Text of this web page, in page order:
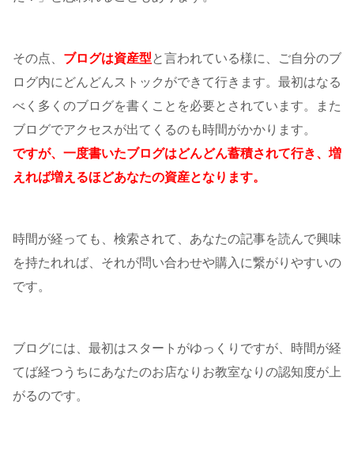
その点、 ブログは資産型 と言われている様に、ご自分のブ
ログ内にどんどんストックができて行きます。最初はなる
べく多くのブログを書くことを必要とされています。また
ブログでアクセスが出てくるのも時間がかかります。
ですが、一度書いたブログはどんどん蓄積されて行き、増
えれば増えるほどあなたの資産となります。
時間が経っても、検索されて、あなたの記事を読んで興味
を持たれれば、それが問い合わせや購入に繋がりやすいの
です。
ブログには、最初はスタートがゆっくりですが、時間が経
てば経つうちにあなたのお店なりお教室なりの認知度が上
がるのです。